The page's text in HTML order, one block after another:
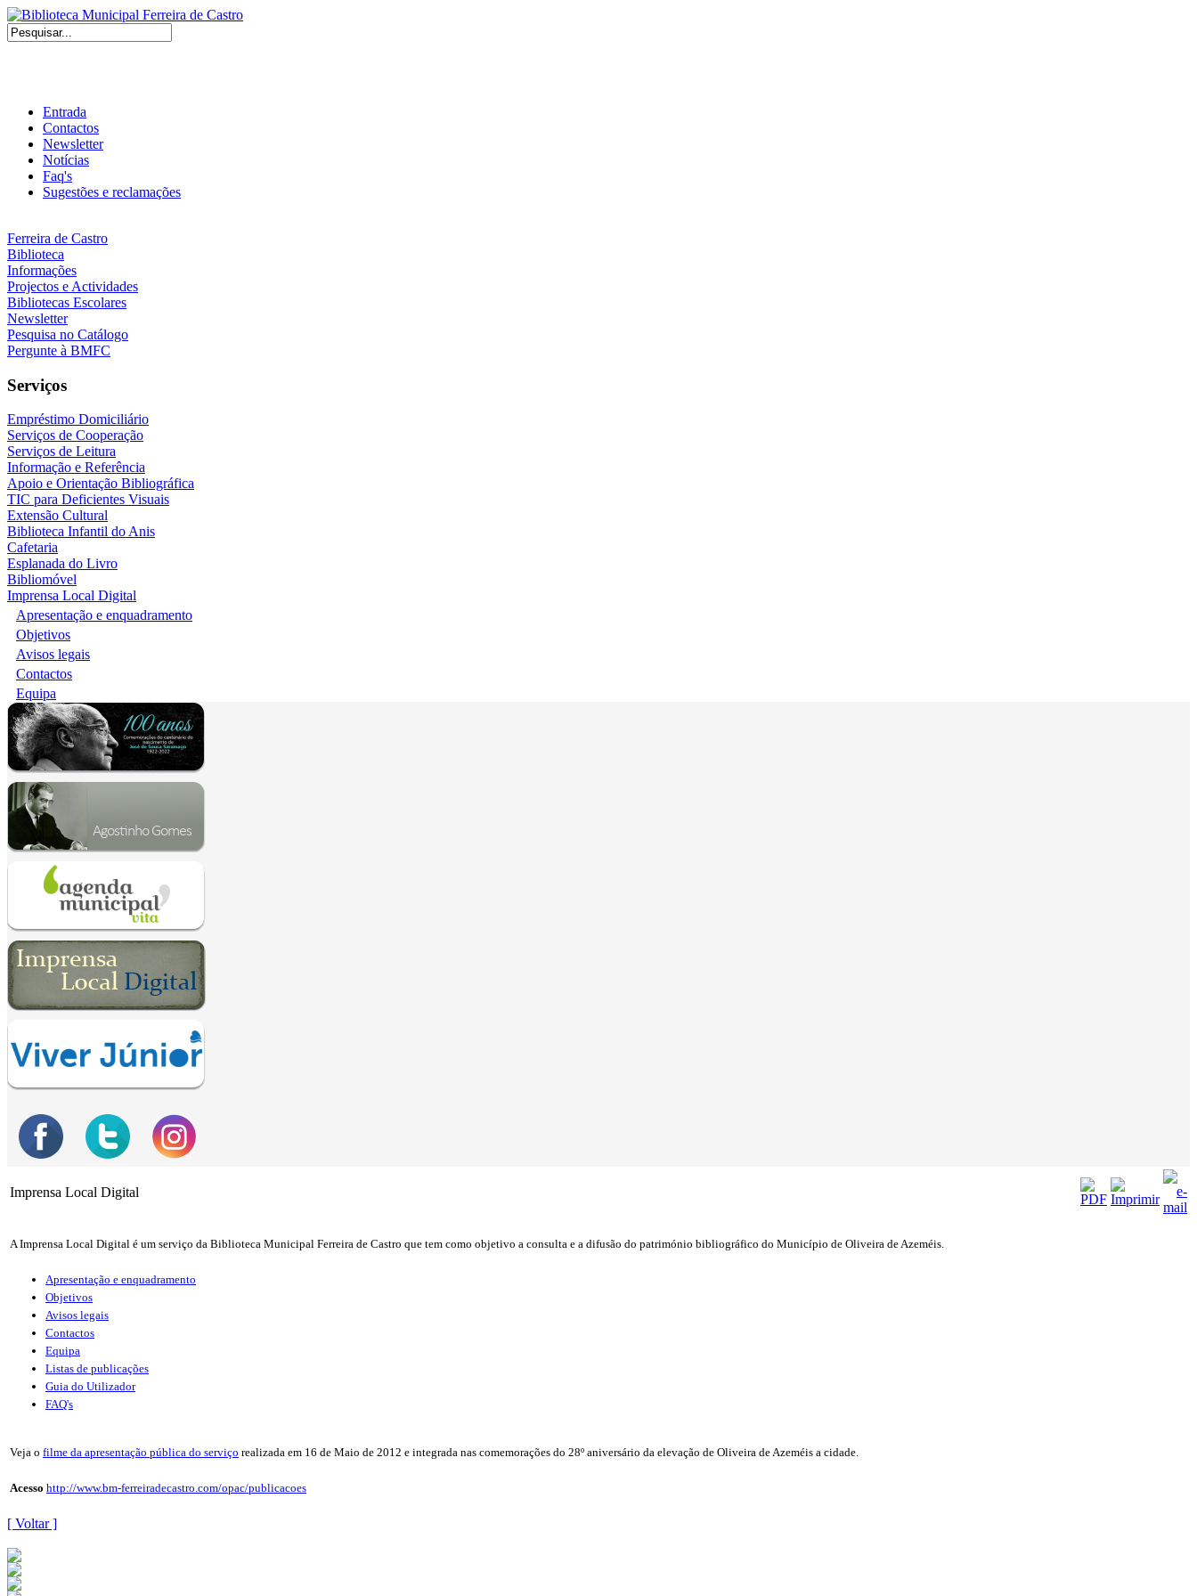
Entrada
Contactos
Newsletter
Notícias
Faq's
Sugestões e reclamações
Ferreira de Castro
Biblioteca
Informações
Projectos e Actividades
Bibliotecas Escolares
Newsletter
Pesquisa no Catálogo
Pergunte à BMFC
Serviços
Empréstimo Domiciliário
Serviços de Cooperação
Serviços de Leitura
Informação e Referência
Apoio e Orientação Bibliográfica
TIC para Deficientes Visuais
Extensão Cultural
Biblioteca Infantil do Anis
Cafetaria
Esplanada do Livro
Bibliomóvel
Imprensa Local Digital
Apresentação e enquadramento
Objetivos
Avisos legais
Contactos
Equipa
Imprensa Local Digital
A Imprensa Local Digital é um serviço da Biblioteca Municipal Ferreira de Castro que tem como objetivo a consulta e a difusão do património bibliográfico do Município de Oliveira de Azeméis.
Apresentação e enquadramento
Objetivos
Avisos legais
Contactos
Equipa
Listas de publicações
Guia do Utilizador
FAQ's
Veja o filme da apresentação pública do serviço realizada em 16 de Maio de 2012 e integrada nas comemorações do 28º aniversário da elevação de Oliveira de Azeméis a cidade.
Acesso http://www.bm-ferreiradecastro.com/opac/publicacoes
[ Voltar ]